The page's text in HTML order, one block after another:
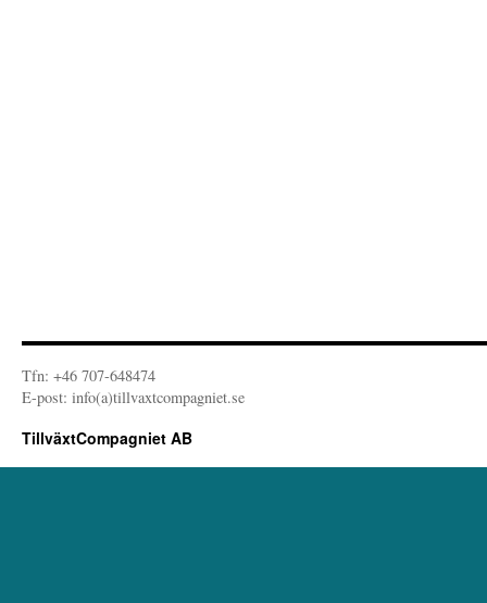
Tfn: +46 707-648474
E-post: info(a)tillvaxtcompagniet.se
TillväxtCompagniet AB